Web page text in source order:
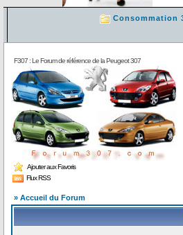
Consommation
F307 : Le Forum de référence de la Peugeot 307
Ajouter aux Favoris
Flux RSS
» Accueil du Forum